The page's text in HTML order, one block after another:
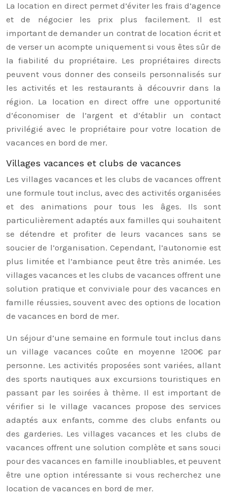
La location en direct permet d’éviter les frais d’agence
et de négocier les prix plus facilement. Il est
important de demander un contrat de location écrit et
de verser un acompte uniquement si vous êtes sûr de
la fiabilité du propriétaire. Les propriétaires directs
peuvent vous donner des conseils personnalisés sur
les activités et les restaurants à découvrir dans la
région. La location en direct offre une opportunité
d’économiser de l’argent et d’établir un contact
privilégié avec le propriétaire pour votre location de
vacances en bord de mer.
Villages vacances et clubs de vacances
Les villages vacances et les clubs de vacances offrent
une formule tout inclus, avec des activités organisées
et des animations pour tous les âges. Ils sont
particulièrement adaptés aux familles qui souhaitent
se détendre et profiter de leurs vacances sans se
soucier de l’organisation. Cependant, l’autonomie est
plus limitée et l’ambiance peut être très animée. Les
villages vacances et les clubs de vacances offrent une
solution pratique et conviviale pour des vacances en
famille réussies, souvent avec des options de location
de vacances en bord de mer.
Un séjour d’une semaine en formule tout inclus dans
un village vacances coûte en moyenne 1200€ par
personne. Les activités proposées sont variées, allant
des sports nautiques aux excursions touristiques en
passant par les soirées à thème. Il est important de
vérifier si le village vacances propose des services
adaptés aux enfants, comme des clubs enfants ou
des garderies. Les villages vacances et les clubs de
vacances offrent une solution complète et sans souci
pour des vacances en famille inoubliables, et peuvent
être une option intéressante si vous recherchez une
location de vacances en bord de mer.